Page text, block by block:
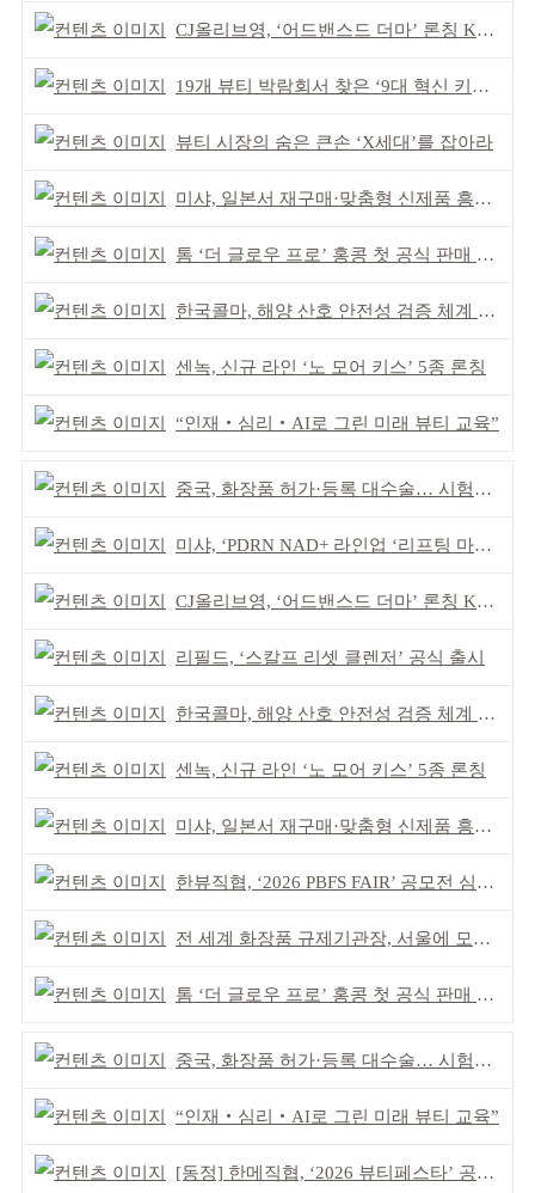
CJ올리브영, ‘어드밴스드 더마’ 론칭 K더마 육성 박차
19개 뷰티 박람회서 찾은 ‘9대 혁신 키워드’
뷰티 시장의 숨은 큰손 ‘X세대’를 잡아라
미샤, 일본서 재구매·맞춤형 신제품 흥행 ‘쌍끌이’
톰 ‘더 글로우 프로’ 홍콩 첫 공식 판매 완판
한국콜마, 해양 산호 안전성 검증 체계 구축
센녹, 신규 라인 ‘노 모어 키스’ 5종 론칭
“인재‧심리‧AI로 그린 미래 뷰티 교육”
중국, 화장품 허가·등록 대수술… 시험자료 공용 허용
미샤, ‘PDRN NAD+ 라인업 ‘리프팅 마스크’ 출시
CJ올리브영, ‘어드밴스드 더마’ 론칭 K더마 육성 박차
리필드, ‘스칼프 리셋 클렌저’ 공식 출시
한국콜마, 해양 산호 안전성 검증 체계 구축
센녹, 신규 라인 ‘노 모어 키스’ 5종 론칭
미샤, 일본서 재구매·맞춤형 신제품 흥행 ‘쌍끌이’
한뷰직협, ‘2026 PBFS FAIR’ 공모전 심사 성료
전 세계 화장품 규제기관장, 서울에 모인다
톰 ‘더 글로우 프로’ 홍콩 첫 공식 판매 완판
중국, 화장품 허가·등록 대수술… 시험자료 공용 허용
“인재‧심리‧AI로 그린 미래 뷰티 교육”
[동정] 한메직협, ‘2026 뷰티페스타’ 공동 주최